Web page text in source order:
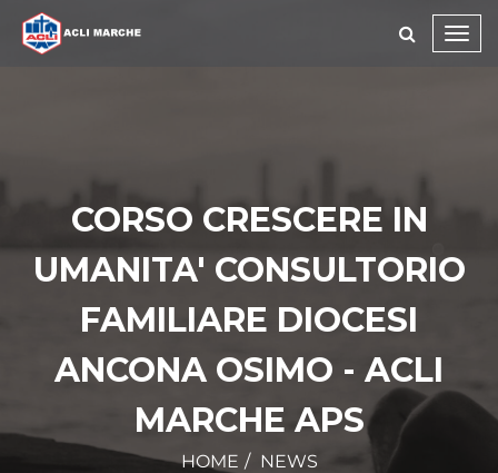
CORSO CRESCERE IN
UMANITA' CONSULTORIO
FAMILIARE DIOCESI
ANCONA OSIMO - ACLI
MARCHE APS
HOME
NEWS